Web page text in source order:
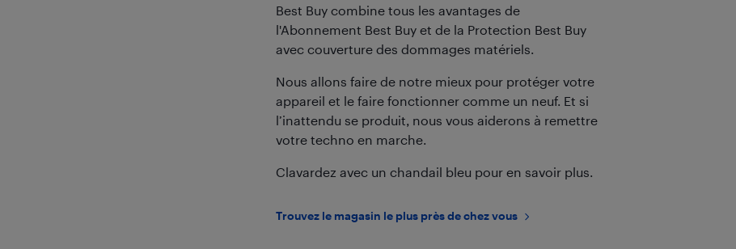
Best Buy combine tous les avantages de
l'Abonnement Best Buy et de la Protection Best Buy
avec couverture des dommages matériels.
Nous allons faire de notre mieux pour protéger votre
appareil et le faire fonctionner comme un neuf. Et si
l’inattendu se produit, nous vous aiderons à remettre
votre techno en marche.
Clavardez avec un chandail bleu pour en savoir plus.
Trouvez le magasin le plus près de chez vous